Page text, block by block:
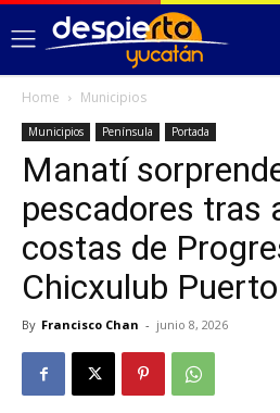
Home Municipios
Municipios Península Portada
Manatí
pescadores tras
costas de
Chicxulub Puerto
By Francisco Chan - junio 8, 2026